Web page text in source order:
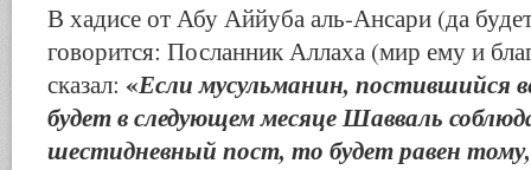
В хадисе от Абу Аййуба аль-Ансари (да
говорится: Посланник Аллаха (мир ему и
сказал: «Если мусульманин, постившийся
будет в следующем месяце Шавваль
шестидневный пост, то будет равен